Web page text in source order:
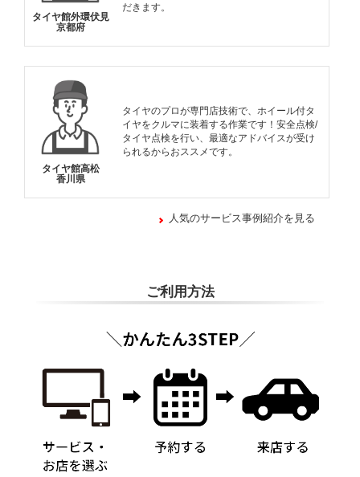
タイヤ館外環伏見
京都府
だきます。
タイヤ館高松
香川県
タイヤのプロが専門店技術で、ホイール付タ
イヤをクルマに装着する作業です！安全点検/
タイヤ点検を行い、最適なアドバイスが受け
られるからおススメです。
人気のサービス事例紹介を見る
ご利用方法